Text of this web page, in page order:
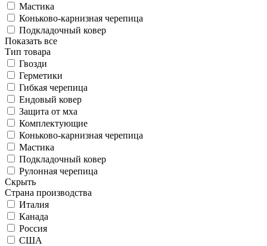
Мастика
Коньково-карнизная черепица
Подкладочный ковер
Показать все
Тип товара
Гвозди
Герметики
Гибкая черепица
Ендовый ковер
Защита от мха
Комплектующие
Коньково-карнизная черепица
Мастика
Подкладочный ковер
Рулонная черепица
Скрыть
Страна производства
Италия
Канада
Россия
США